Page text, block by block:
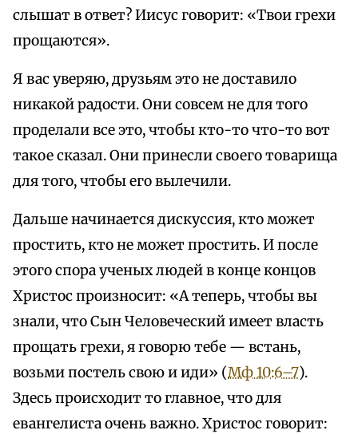
слышат в ответ? Иисус говорит: «Твои грехи
прощаются».
Я вас уверяю, друзьям это не доставило
никакой радости. Они совсем не для того
проделали все это, чтобы кто-то что-то вот
такое сказал. Они принесли своего товарища
для того, чтобы его вылечили.
Дальше начинается дискуссия, кто может
простить, кто не может простить. И после
этого спора ученых людей в конце концов
Христос произносит: «А теперь, чтобы вы
знали, что Сын Человеческий имеет власть
прощать грехи, я говорю тебе — встань,
возьми постель свою и иди» (Мф 10:6–7).
Здесь происходит то главное, что для
евангелиста очень важно. Христос говорит: